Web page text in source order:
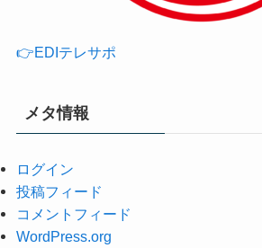
👉EDIテレサポ
メタ情報
ログイン
投稿フィード
コメントフィード
WordPress.org